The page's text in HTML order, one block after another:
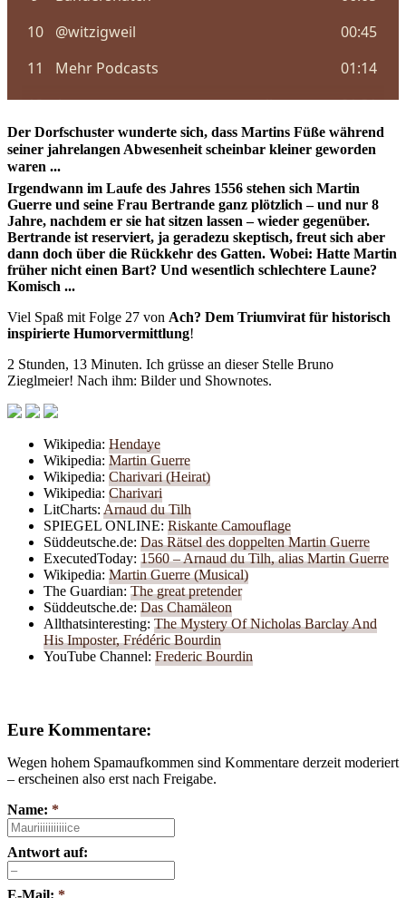
Der Dorfschuster wunderte sich, dass Martins Füße während
seiner jahrelangen Abwesenheit scheinbar kleiner geworden
waren ...
Irgendwann im Laufe des Jahres 1556 stehen sich Martin
Guerre und seine Frau Bertrande ganz plötzlich – und nur 8
Jahre, nachdem er sie hat sitzen lassen – wieder gegenüber.
Bertrande ist reserviert, ja geradezu skeptisch, freut sich aber
dann doch über die Rückkehr des Gatten. Wobei: Hatte Martin
früher nicht einen Bart? Und wesentlich schlechtere Laune?
Komisch ...
Viel Spaß mit Folge 27 von Ach? Dem Triumvirat für historisch
inspirierte Humorvermittlung!
2 Stunden, 13 Minuten. Ich grüsse an dieser Stelle Bruno
Zieglmeier! Nach ihm: Bilder und Shownotes.
Wikipedia: Hendaye
Wikipedia: Martin Guerre
Wikipedia: Charivari (Heirat)
Wikipedia: Charivari
LitCharts: Arnaud du Tilh
SPIEGEL ONLINE: Riskante Camouflage
Süddeutsche.de: Das Rätsel des doppelten Martin Guerre
ExecutedToday: 1560 – Arnaud du Tilh, alias Martin Guerre
Wikipedia: Martin Guerre (Musical)
The Guardian: The great pretender
Süddeutsche.de: Das Chamäleon
Allthatsinteresting: The Mystery Of Nicholas Barclay And
His Imposter, Frédéric Bourdin
YouTube Channel: Frederic Bourdin
Eure Kommentare:
Wegen hohem Spamaufkommen sind Kommentare derzeit moderiert
– erscheinen also erst nach Freigabe.
Name: *
Antwort auf:
E-Mail: *